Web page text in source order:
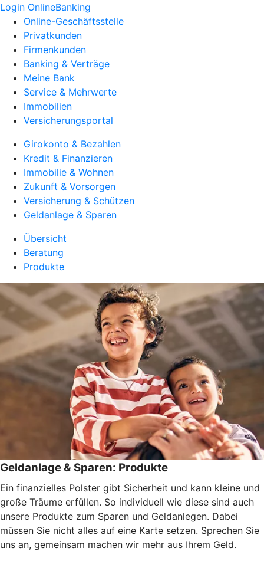
Login OnlineBanking
Online-Geschäftsstelle
Privatkunden
Firmenkunden
Banking & Verträge
Meine Bank
Service & Mehrwerte
Immobilien
Versicherungsportal
Girokonto & Bezahlen
Kredit & Finanzieren
Immobilie & Wohnen
Zukunft & Vorsorgen
Versicherung & Schützen
Geldanlage & Sparen
Übersicht
Beratung
Produkte
Geldanlage & Sparen: Produkte
Ein finanzielles Polster gibt Sicherheit und kann kleine und
große Träume erfüllen. So individuell wie diese sind auch
unsere Produkte zum Sparen und Geldanlegen. Dabei
müssen Sie nicht alles auf eine Karte setzen. Sprechen Sie
uns an, gemeinsam machen wir mehr aus Ihrem Geld.